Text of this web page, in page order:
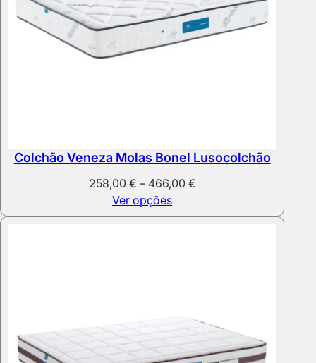
Colchão Veneza Molas Bonel Lusocolchão
258,00 € – 466,00 €Price
258,00 €
Ver opções